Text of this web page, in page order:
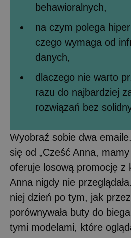
behawioralnych,
na czym polega
czego wymaga od
danych,
dlaczego nie warto
razu do najbardziej
rozwiązań bez
Wyobraź sobie dwa
się od „Cześć Anna,
oferuje losową promocję z
Anna nigdy nie
niej dzień po tym, jak
porównywała buty do
tymi modelami, które